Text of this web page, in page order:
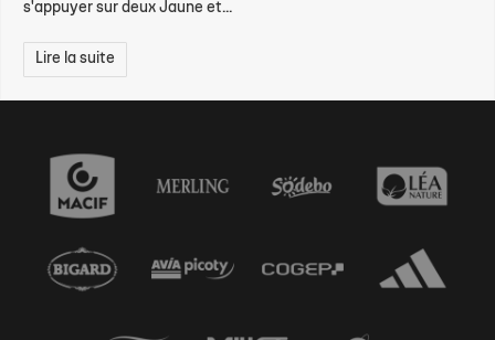
s'appuyer sur deux Jaune et...
Lire la suite